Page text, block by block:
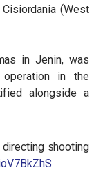
(West
in Jenin, was
operation in the
alongside a
shooting